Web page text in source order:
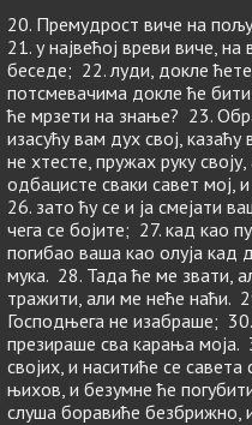
20. Премудрост виче на
21. у највећој вреви виче,
беседе; 22. луди, докле
потсмевачима докле ће
ће мрзети на знање? 23.
изасућу вам дух свој,
не хтесте, пружах руку
одбацисте сваки савет мој,
26. зато ћу се и ја смејати
чега се бојите; 27. кад као
погибао ваша као олуја кад
мука. 28. Тада ће ме звати,
тражити, али ме неће наћи.
Господњега не изабраше;
презираше сва карања моја.
својих, и наситиће се
њихов, и безумне ће
слуша боравиће безбрижно,